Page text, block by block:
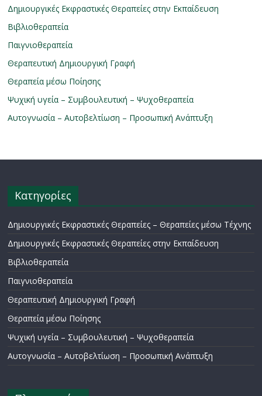
Δημιουργικές Εκφραστικές Θεραπείες στην Εκπαίδευση
Βιβλιοθεραπεία
Παιγνιοθεραπεία
Θεραπευτική Δημιουργική Γραφή
Θεραπεία μέσω Ποίησης
Ψυχική υγεία – Συμβουλευτική – Ψυχοθεραπεία
Αυτογνωσία – Αυτοβελτίωση – Προσωπική Ανάπτυξη
Κατηγορίες
Δημιουργικές Εκφραστικές Θεραπείες – Θεραπείες μέσω Τέχνης
Δημιουργικές Εκφραστικές Θεραπείες στην Εκπαίδευση
Βιβλιοθεραπεία
Παιγνιοθεραπεία
Θεραπευτική Δημιουργική Γραφή
Θεραπεία μέσω Ποίησης
Ψυχική υγεία – Συμβουλευτική – Ψυχοθεραπεία
Αυτογνωσία – Αυτοβελτίωση – Προσωπική Ανάπτυξη